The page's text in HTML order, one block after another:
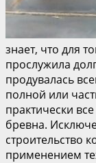
знает, что для
прослужила
продувалась
полной или
практически
бревна.
строительство
применением